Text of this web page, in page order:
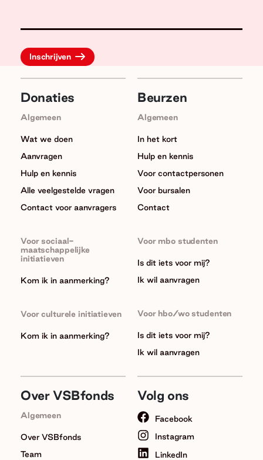
Donaties
Algemeen
Wat we doen
Aanvragen
Hulp en kennis
Alle veelgestelde vragen
Contact voor aanvragers
Voor sociaal-
maatschappelijke
initiatieven
Kom ik in aanmerking?
Voor culturele initiatieven
Kom ik in aanmerking?
Beurzen
Algemeen
In het kort
Hulp en kennis
Voor contactpersonen
Voor bursalen
Contact
Voor mbo studenten
Is dit iets voor mij?
Ik wil aanvragen
Voor hbo/wo studenten
Is dit iets voor mij?
Ik wil aanvragen
Over VSBfonds
Algemeen
Over VSBfonds
Team
Volg ons
Facebook
Instagram
LinkedIn